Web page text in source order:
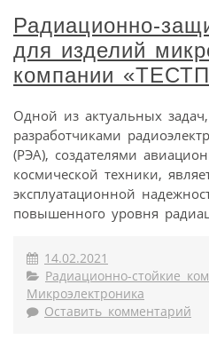
Радиационно-
для изделий
компании
Одной из актуальных
разработчиками
(РЭА), создателями
космической техники,
эксплуатационной
повышенного уровня
14.02.2021
Радиационно-стойкие
Микроэлектроника
Оставить комментарий